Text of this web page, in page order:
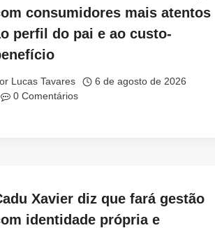
consumidores mais atentos
perfil do pai e ao custo-
Lucas Tavares
6 de agosto de 2026
0 Comentários
Xavier diz que fará gestão
identidade própria e